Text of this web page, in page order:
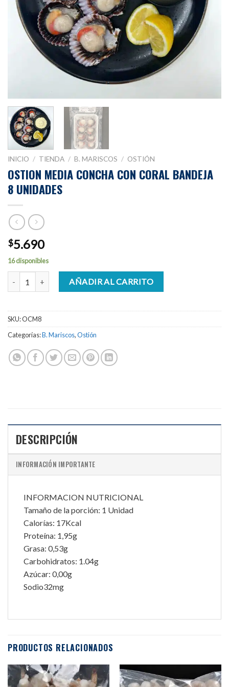
INICIO / TIENDA / B. MARISCOS / OSTIÓN
OSTION MEDIA CONCHA CON CORAL BANDEJA
8 UNIDADES
$5.690
16 disponibles
OSTION MEDIA CONCHA CON CORAL BANDEJA 8 UNIDADES
AÑADIR AL CARRITO
SKU:OCM8
Categorías:B. Mariscos,Ostión
DESCRIPCIÓN
INFORMACIÓN IMPORTANTE
INFORMACION NUTRICIONAL
Tamaño de la porción: 1 Unidad
Calorías: 17Kcal
Proteína: 1,95g
Grasa: 0,53g
Carbohidratos: 1.04g
Azúcar: 0,00g
Sodio32mg
PRODUCTOS RELACIONADOS